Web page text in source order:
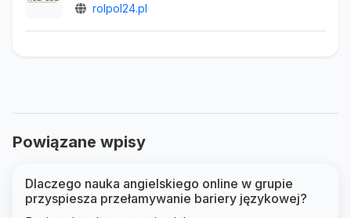
rolpol24.pl
Powiązane wpisy
Dlaczego nauka angielskiego online w grupie
przyspiesza przełamywanie bariery językowej?